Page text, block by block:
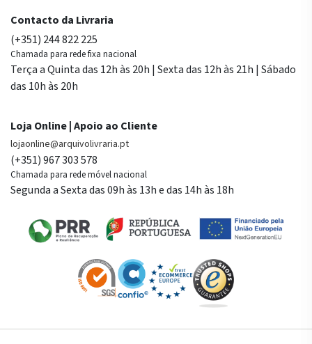
Contacto da Livraria
(+351) 244 822 225
Chamada para rede fixa nacional
Terça a Quinta das 12h às 20h | Sexta das 12h às 21h | Sábado
das 10h às 20h
Loja Online | Apoio ao Cliente
lojaonline@arquivolivraria.pt
(+351) 967 303 578
Chamada para rede móvel nacional
Segunda a Sexta das 09h às 13h e das 14h às 18h